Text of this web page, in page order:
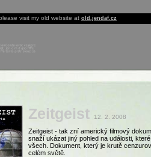
visit my old website at old.jendaf.cz
Zeitgeist 12. 2. 2008
Zeitgeist - tak zní americký filmový
snaží ukázat jiný pohled na události,
všech. Dokument, který je krutě
celém světě.